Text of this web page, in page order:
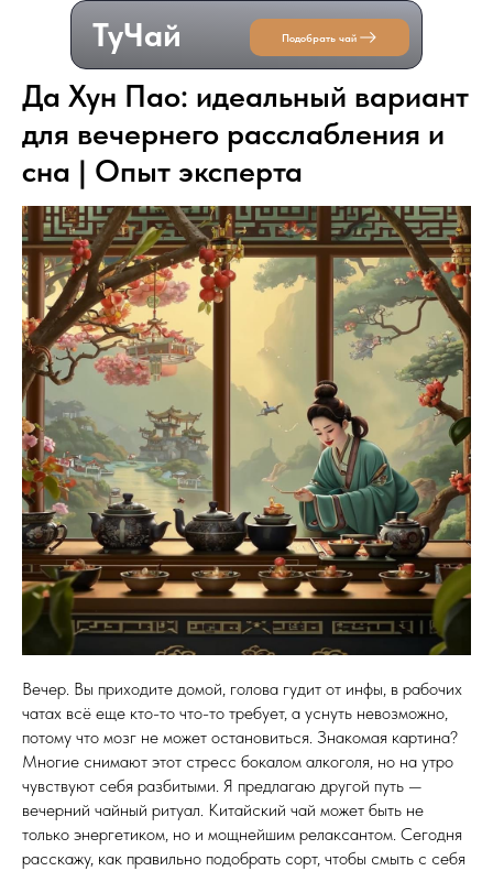
ТуЧай Подобрать чай
Да Хун Пао: идеальный вариант
для вечернего расслабления и
сна | Опыт эксперта
Вечер. Вы приходите домой, голова гудит от инфы, в рабочих
чатах всё еще кто-то что-то требует, а уснуть невозможно,
потому что мозг не может остановиться. Знакомая картина?
Многие снимают этот стресс бокалом алкоголя, но на утро
чувствуют себя разбитыми. Я предлагаю другой путь —
вечерний чайный ритуал. Китайский чай может быть не
только энергетиком, но и мощнейшим релаксантом. Сегодня
расскажу, как правильно подобрать сорт, чтобы смыть с себя